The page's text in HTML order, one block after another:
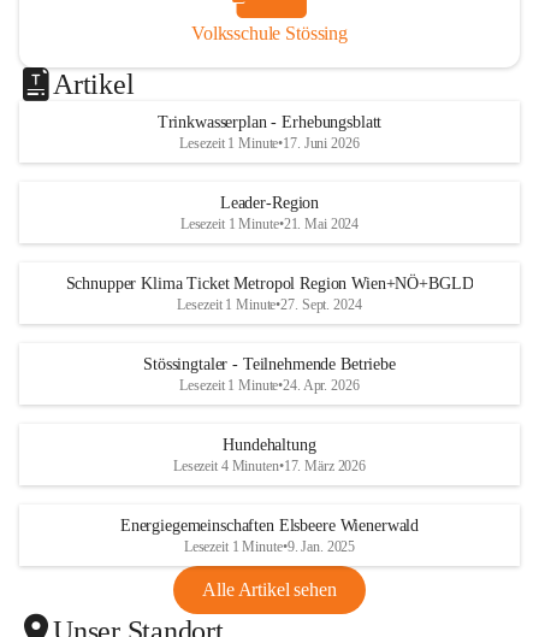
Volksschule Stössing
Artikel
Trinkwasserplan - Erhebungsblatt
Lesezeit 1 Minute•17. Juni 2026
Leader-Region
Lesezeit 1 Minute•21. Mai 2024
Schnupper Klima Ticket Metropol Region Wien+NÖ+BGLD
Lesezeit 1 Minute•27. Sept. 2024
Stössingtaler - Teilnehmende Betriebe
Lesezeit 1 Minute•24. Apr. 2026
Hundehaltung
Lesezeit 4 Minuten•17. März 2026
Energiegemeinschaften Elsbeere Wienerwald
Lesezeit 1 Minute•9. Jan. 2025
Alle Artikel sehen
Unser Standort